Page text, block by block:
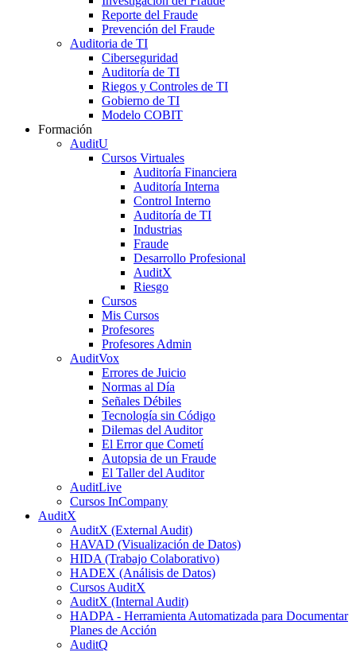
Reporte del Fraude
Prevención del Fraude
Auditoria de TI
Ciberseguridad
Auditoría de TI
Riegos y Controles de TI
Gobierno de TI
Modelo COBIT
Formación
AuditU
Cursos Virtuales
Auditoría Financiera
Auditoría Interna
Control Interno
Auditoría de TI
Industrias
Fraude
Desarrollo Profesional
AuditX
Riesgo
Cursos
Mis Cursos
Profesores
Profesores Admin
AuditVox
Errores de Juicio
Normas al Día
Señales Débiles
Tecnología sin Código
Dilemas del Auditor
El Error que Cometí
Autopsia de un Fraude
El Taller del Auditor
AuditLive
Cursos InCompany
AuditX
AuditX (External Audit)
HAVAD (Visualización de Datos)
HIDA (Trabajo Colaborativo)
HADEX (Análisis de Datos)
Cursos AuditX
AuditX (Internal Audit)
HADPA - Herramienta Automatizada para Documentar
Planes de Acción
AuditQ